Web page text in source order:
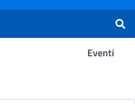
Eventi
-